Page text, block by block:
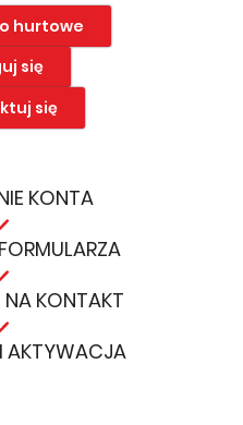
hurtowe
się
się
KONTA
KONTAKT
AKTYWACJA